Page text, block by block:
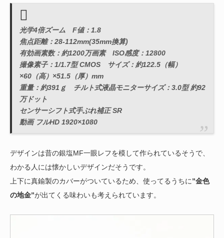
光学4倍ズーム F値：1.8
焦点距離：28-112mm(35mm換算)
有効画素数：約1200万画素 ISO感度：12800
撮像素子：1/1.7型 CMOS サイズ：約122.5（幅）
×60（高）×51.5（厚）mm
重量：約391ｇ チルト式液晶モニターサイズ：3.0型 約92
万ドット
センサーシフト式手ぶれ補正 SR
動画 フルHD 1920×1080
デザインは昔の銀塩MF一眼レフを模して作られているそうで、
わかる人には懐かしいデザインだそうです。
上下に真鍮製のカバーがついているため、使ってるうちに”金色
の地金”が出てくる味わいも考えられています。